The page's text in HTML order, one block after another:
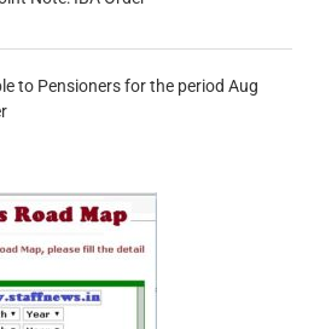
to Pensioners for the period Aug